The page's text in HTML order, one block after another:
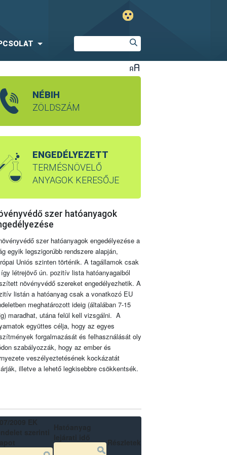
NÉBIH
ZÖLDSZÁM
ENGEDÉLYEZETT
TERMÉSNÖVELŐ
ANYAGOK KERESŐJE
szer hatóanyagok
szer hatóanyagok engedélyezése a
egyik legszigorúbb rendszere alapján,
Uniós szinten történik. A tagállamok csak
létrejövő ún. pozitív lista hatóanyagaiból
növényvédő szereket engedélyezhetik. A
listán a hatóanyag csak a vonatkozó EU
meghatározott ideig (általában 7-15
maradhat, utána felül kell vizsgálni. A
együttes célja, hogy az egyes
forgalmazását és felhasználását oly
szabályozzák, hogy az ember és
veszélyeztetésének kockázatát
illetve a lehető legkisebbre csökkentsék.